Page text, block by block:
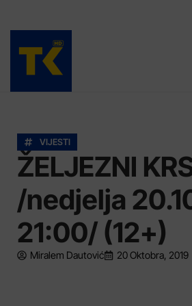
VIJESTI
ŽELJEZNI
/nedjelja
21:00/ (12+)
Miralem Dautović 20 Oktobra, 2019